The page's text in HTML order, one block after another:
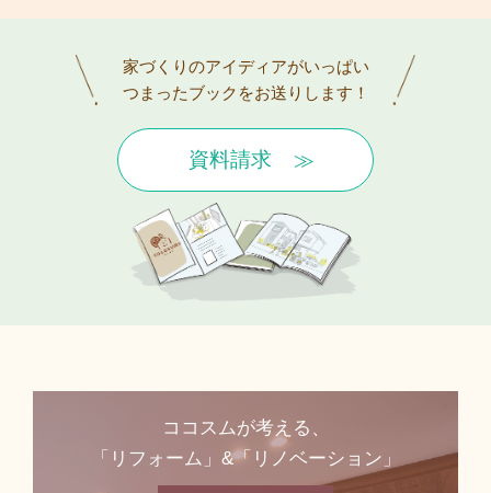
家づくりのアイディアがいっぱい
つまったブックをお送りします！
資料請求
ココスムが考える、
「リフォーム」&「リノベーション」